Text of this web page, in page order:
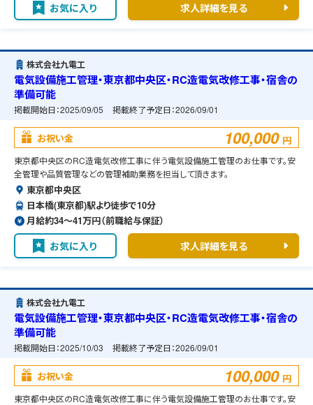
お気に入り 求人詳細を見る
株式会社九電工
電気設備施工管理・東京都中央区・RC造電気改修工事・宿舎の
準備可能
掲載開始日：2025/09/05 掲載終了予定日：2026/09/01
お祝い金 100,000 円
東京都中央区のRC造電気改修工事に伴う電気設備施工管理のお仕事です。安
全管理や品質管理などの管理補助業務を担当して頂きます。
東京都中央区
日本橋(東京都)駅より徒歩で10分
月給約34〜41万円（前職給与保証）
お気に入り 求人詳細を見る
株式会社九電工
電気設備施工管理・東京都中央区・RC造電気改修工事・宿舎の
準備可能
掲載開始日：2025/10/03 掲載終了予定日：2026/09/01
お祝い金 100,000 円
東京都中央区のRC造電気改修工事に伴う電気設備施工管理のお仕事です。安